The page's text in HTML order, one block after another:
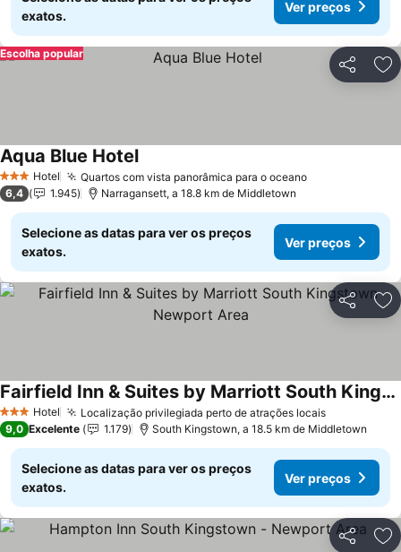
exatos.
Ver preços
Partilhar
Escolha popular
3 EstrelasHotel Quartos com vista panorâmica para o oceano
Aqua Blue Hotel
6,4 1.945 Narragansett, a 18.8 km de Middletown
Selecione as datas para ver os preços
exatos.
Ver preços
Partilhar
3 EstrelasHotel Localização privilegiada perto de atrações locais
Fairfield Inn & Suites by Marriott South Kingstown Newport Area
9,0 Excelente 1.179 South Kingstown, a 18.5 km de Middletown
Selecione as datas para ver os preços
exatos.
Ver preços
Partilhar